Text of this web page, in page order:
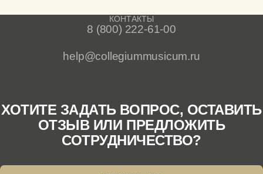
КОНТАКТЫ
8 (800) 222-61-00
help@collegiummusicum.ru
ХОТИТЕ ЗАДАТЬ ВОПРОС, ОСТАВИТЬ
ОТЗЫВ ИЛИ ПРЕДЛОЖИТЬ
СОТРУДНИЧЕСТВО?